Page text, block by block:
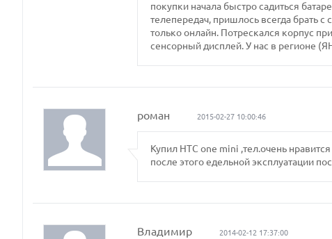
покупки начала быстро садиться
телепередач, пришлось всегда брать с
только онлайн. Потрескался корпус
сенсорный дисплей. У нас в
роман 2015-02-27 10:00:46
Купил HTC one mini ,тел.очень
после этого едельной эксплуатации
Владимир 2014-02-12 17:37:00